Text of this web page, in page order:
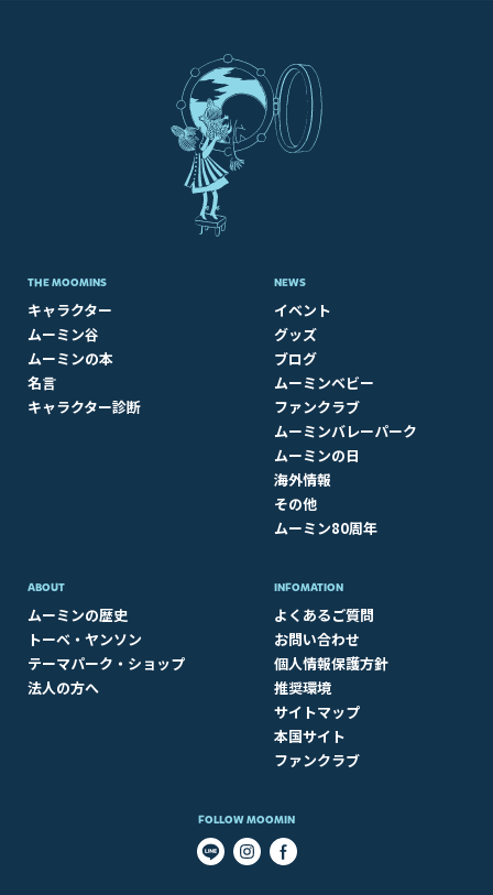
THE MOOMINS
キャラクター
ムーミン谷
ムーミンの本
名言
キャラクター診断
NEWS
イベント
グッズ
ブログ
ムーミンベビー
ファンクラブ
ムーミンバレーパーク
ムーミンの日
海外情報
その他
ムーミン80周年
ABOUT​
ムーミンの歴史
トーベ・ヤンソン
テーマパーク・ショップ
法人の方へ
INFOMATION
よくあるご質問
お問い合わせ
個人情報保護方針
推奨環境
サイトマップ
本国サイト
ファンクラブ
FOLLOW MOOMIN